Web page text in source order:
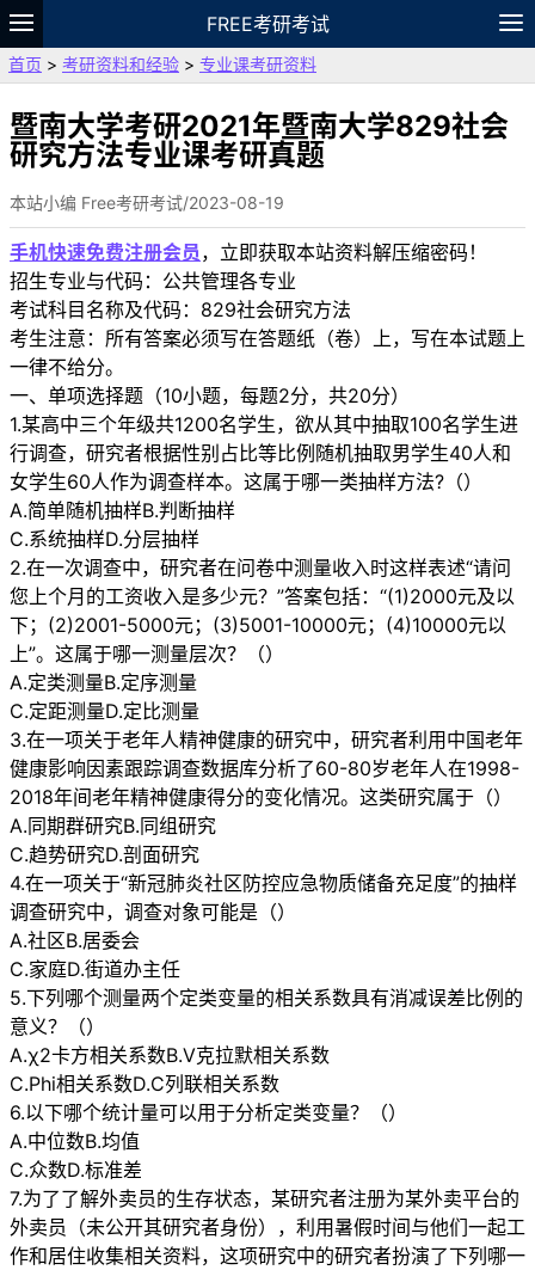
FREE考研考试
题库
故事 专题 APP
VIP
资料
首页 > 考研资料和经验 > 专业课考研资料
暨南大学考研2021年暨南大学829社会
研究方法专业课考研真题
本站小编 Free考研考试/2023-08-19
手机快速免费注册会员 ，立即获取本站资料解压缩密码！
招生专业与代码：公共管理各专业
考试科目名称及代码：829社会研究方法
考生注意：所有答案必须写在答题纸（卷）上，写在本试题上
一律不给分。
一、单项选择题（10小题，每题2分，共20分）
1.某高中三个年级共1200名学生，欲从其中抽取100名学生进
行调查，研究者根据性别占比等比例随机抽取男学生40人和
女学生60人作为调查样本。这属于哪一类抽样方法?（）
A.简单随机抽样B.判断抽样
C.系统抽样D.分层抽样
2.在一次调查中，研究者在问卷中测量收入时这样表述“请问
您上个月的工资收入是多少元？”答案包括：“(1)2000元及以
下；(2)2001-5000元；(3)5001-10000元；(4)10000元以
上”。这属于哪一测量层次？（）
A.定类测量B.定序测量
C.定距测量D.定比测量
3.在一项关于老年人精神健康的研究中，研究者利用中国老年
健康影响因素跟踪调查数据库分析了60-80岁老年人在1998-
2018年间老年精神健康得分的变化情况。这类研究属于（）
A.同期群研究B.同组研究
C.趋势研究D.剖面研究
4.在一项关于“新冠肺炎社区防控应急物质储备充足度”的抽样
调查研究中，调查对象可能是（）
A.社区B.居委会
C.家庭D.街道办主任
5.下列哪个测量两个定类变量的相关系数具有消减误差比例的
意义？（）
A.χ2卡方相关系数B.V克拉默相关系数
C.Phi相关系数D.C列联相关系数
6.以下哪个统计量可以用于分析定类变量？（）
A.中位数B.均值
C.众数D.标准差
7.为了了解外卖员的生存状态，某研究者注册为某外卖平台的
外卖员（未公开其研究者身份），利用暑假时间与他们一起工
作和居住收集相关资料，这项研究中的研究者扮演了下列哪一